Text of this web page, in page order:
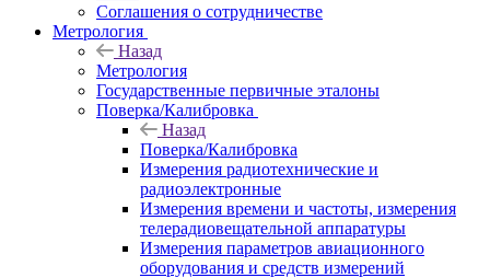
Соглашения о сотрудничестве
Метрология
Назад
Метрология
Государственные первичные эталоны
Поверка/Калибровка
Назад
Поверка/Калибровка
Измерения радиотехнические и
радиоэлектронные
Измерения времени и частоты, измерения
телерадиовещательной аппаратуры
Измерения параметров авиационного
оборудования и средств измерений